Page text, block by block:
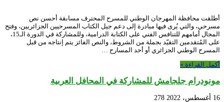
أطلقت محافظة المهرجان الوطني للمسرح المحترف مسابقة أحسن نص
مسرحي، والتي يُرى فيها مبادرة إلى دعم جيل الكتاب المسرحيين الجزائريين، وفتح
المجال أمامهم للتنافس الفني على الكتابة الدرامية، وللمشاركة في الدورة الـ15،
على المُتقدمين التقيّد بجملة من الشروط، والنص الفائز يتم إنتاجه من قبل
المسرح الوطني الجزائري أو أحد المسارح …
أكمل القراءة »
مونودرام جلجامش للمشاركة في المحافل العربية
16 أغسطس، 2022 278